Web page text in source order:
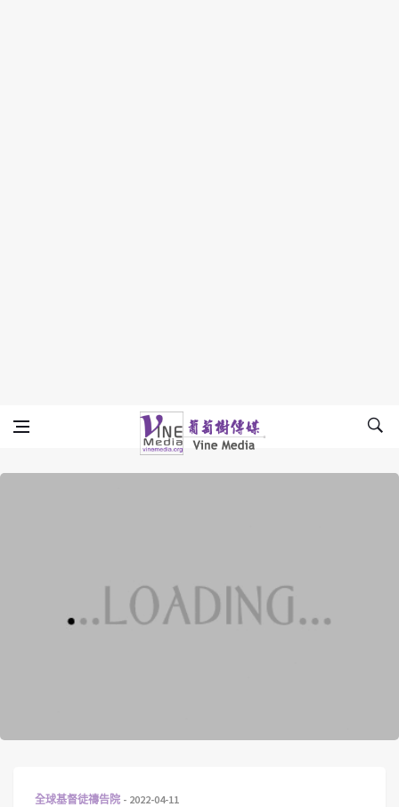
Vine Media
葡萄樹傳媒
全球基督徒禱告院 2022-04-11